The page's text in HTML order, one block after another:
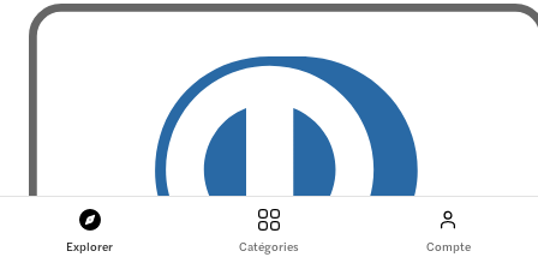
Explorer Catégories Compte